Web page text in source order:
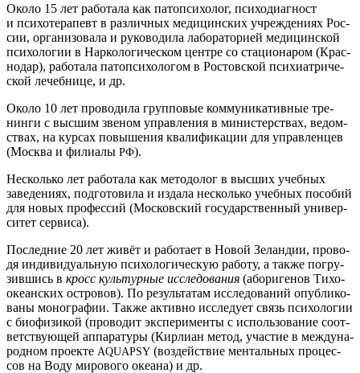
Око­ло 15 лет рабо­та­ла как пато­пси­хо­лог, пси­хо­ди­а­гност
и пси­хо­те­ра­певт в раз­лич­ных меди­цин­ских учре­жде­ни­ях Рос­
сии, орга­ни­зо­ва­ла и руко­во­ди­ла лабо­ра­то­ри­ей меди­цин­ской
пси­хо­ло­гии в Нар­ко­ло­ги­че­ском цен­тре со ста­ци­о­на­ром (Крас­
но­дар), рабо­та­ла пато­пси­хо­ло­гом в Ростов­ской пси­хи­ат­ри­че­
ской лечеб­ни­це, и др.
Око­ло 10 лет про­во­ди­ла груп­по­вые ком­му­ни­ка­тив­ные тре­
нин­ги с выс­шим зве­ном управ­ле­ния в мини­стер­ствах, ведом­
ствах, на кур­сах повы­ше­ния ква­ли­фи­ка­ции для управ­лен­цев
(Москва и фили­а­лы РФ).
Несколь­ко лет рабо­та­ла как мето­до­лог в выс­ших учеб­ных
заве­де­ни­ях, под­го­то­ви­ла и изда­ла несколь­ко учеб­ных посо­бий
для новых про­фес­сий (Мос­ков­ский госу­дар­ствен­ный уни­вер­
си­тет сервиса).
Послед­ние 20 лет живёт и рабо­та­ет в Новой Зелан­дии, про­во­
дя инди­ви­ду­аль­ную пси­хо­ло­ги­че­скую рабо­ту, а так­же погру­
зив­шись в кросс куль­тур­ные иссле­до­ва­ния (або­ри­ге­нов Тихо­
оке­ан­ских ост­ро­вов). По резуль­та­там иссле­до­ва­ний опуб­ли­ко­
ва­ны моно­гра­фии. Так­же актив­но иссле­ду­ет связь пси­хо­ло­гии
с био­фи­зи­кой (про­во­дит экс­пе­ри­мен­ты с исполь­зо­ва­ние соот­
вет­ству­ю­щей аппа­ра­ту­ры (Кир­ли­ан метод, уча­стие в меж­ду­на­
род­ном про­ек­те AQUAPSY (воз­дей­ствие мен­таль­ных про­цес­
сов на Воду миро­во­го оке­а­на) и др.